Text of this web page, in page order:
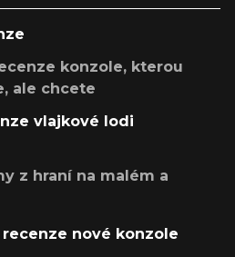
konzole, kterou
ale chcete
vlajkové lodi
z hraní na malém a
nové konzole